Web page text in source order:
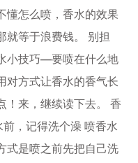
懂怎么喷，香水的效果
就等于浪费钱。 别担
小技巧—要喷在什么地
方式让香水的香气长
！来，继续读下去。 香
，记得洗个澡 喷香水
式是喷之前先把自己洗